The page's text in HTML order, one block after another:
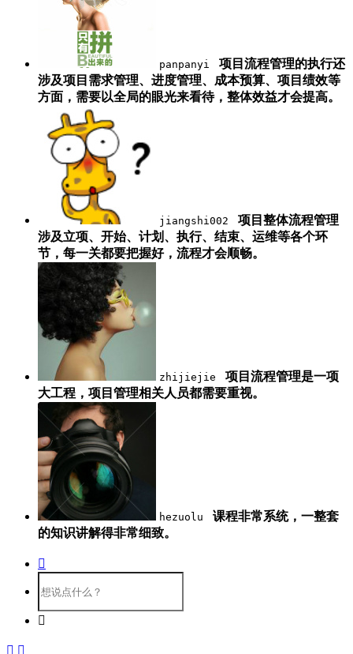
panpanyi
项目流程管理的执行还
涉及项目需求管理、进度管理、成本预算、项目绩效等
方面，需要以全局的眼光来看待，整体效益才会提高。
jiangshi002
项目整体流程管理
涉及立项、开始、计划、执行、结束、运维等各个环
节，每一关都要把握好，流程才会顺畅。
zhijiejie
项目流程管理是一项
大工程，项目管理相关人员都需要重视。
hezuolu
课程非常系统，一整套
的知识讲解得非常细致。


 